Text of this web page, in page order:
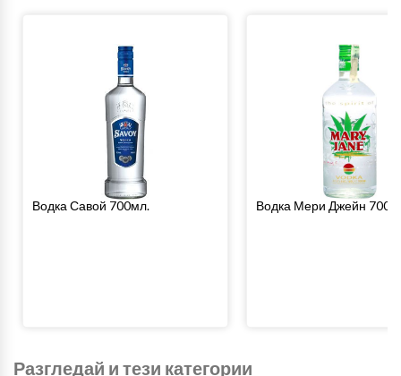
Водка Савой 700мл. Водка Мери Джейн
Разгледай и тези категории